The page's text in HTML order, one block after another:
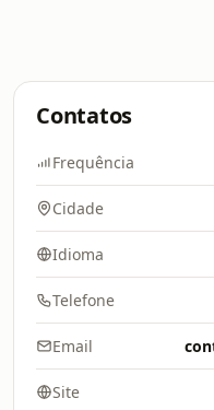
Contatos
Frequência
Cidade
Idioma
Telefone
Email
Site